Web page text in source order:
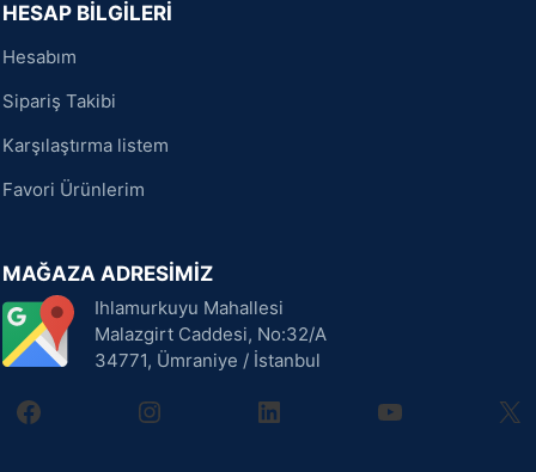
HESAP BİLGİLERİ
Hesabım
Sipariş Takibi
Karşılaştırma listem
Favori Ürünlerim
MAĞAZA ADRESİMİZ
Ihlamurkuyu Mahallesi
Malazgirt Caddesi, No:32/A
34771, Ümraniye / İstanbul
facebookinstagramlinkedin youtube X